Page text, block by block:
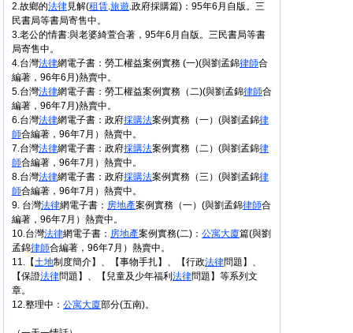
2.故鄉的法律見解(租賃.旅遊.政府採購篇)：95年6月自版。三
民書局等書局寄售中。
3.老公的情書:與老婆綺萱合著，95年6月自版。三民書局等書
局寄售中。
4.台灣法律網電子書：勞工權益案例實務 (一)(與劉孟錦律師合
編著，96年6月)熱賣中。
5.台灣法律網電子書：勞工權益案例實務（二)(與劉孟錦律師合
編著，96年7月)熱賣中。
6.台灣法律網電子書：政府採購法案例實務（一）(與劉孟錦律
師合編著，96年7月）熱賣中。
7.台灣法律網電子書：政府採購法案例實務（二）(與劉孟錦律
師合編著，96年7月）熱賣中。
8.台灣法律網電子書：政府採購法案例實務（三）(與劉孟錦律
師合編著，96年7月）熱賣中。
9. 台灣法律網電子書： 房地產案例實務（一）(與劉孟錦律師合
編著，96年7月）熱賣中。
10.台灣法律網電子書： 房地產案例實務(二)： 公寓大廈篇(與劉
孟錦律師合編著，96年7月）熱賣中。
11.【土地制度簡介】、【事物手扎】、【行政法律問題】、
【保證法律問題】、【兒童及少年福利 法律問題】等系列文
章。
12.整理中： 公寓大廈部分(五南)。